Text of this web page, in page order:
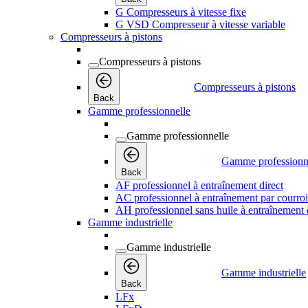
G Compresseurs à vitesse fixe
G VSD Compresseur à vitesse variable
Compresseurs à pistons
Compresseurs à pistons
Back
Compresseurs à pistons
Gamme professionnelle
Gamme professionnelle
Back
Gamme
AF professionnel à entraînement direct
AC professionnel à entraînement par
AH professionnel sans huile à entraînement
Gamme industrielle
Gamme industrielle
Back
Gamme industrielle
LFx